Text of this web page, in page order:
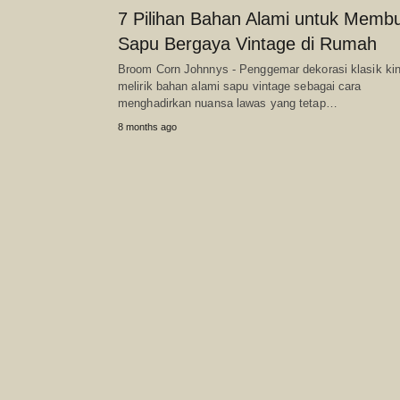
7 Pilihan Bahan Alami untuk
Sapu Bergaya Vintage di Rumah
Broom Corn Johnnys - Penggemar dekorasi klasik
melirik bahan alami sapu vintage sebagai cara
menghadirkan nuansa lawas yang tetap…
8 months ago